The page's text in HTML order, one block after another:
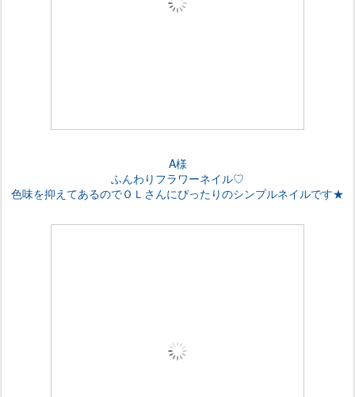
A様
ふんわりフラワーネイル♡
色味を抑えてあるのでＯＬさんにぴったりのシンプルネイルです★